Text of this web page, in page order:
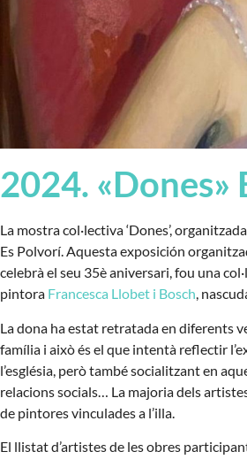
2024. «Dones»
La mostra col·lectiva ‘Dones’,
Es Polvorí. Aquesta exposición
celebrà el seu 35è aniversari, fou una
pintora Francesca Llobet i Bosch,
La dona ha estat retratada en diferents
família i això és el que intentà reflectir
l’església, però també socialitzant en
relacions socials… La majoria dels
de pintores vinculades a l’illa.
El llistat d’artistes de les obres